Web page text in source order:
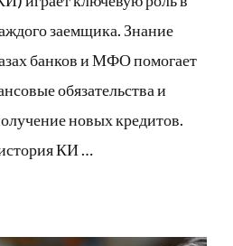
заемщика. Знание
банков и МФО помогает
обязательства и
новых кредитов.
КИ …